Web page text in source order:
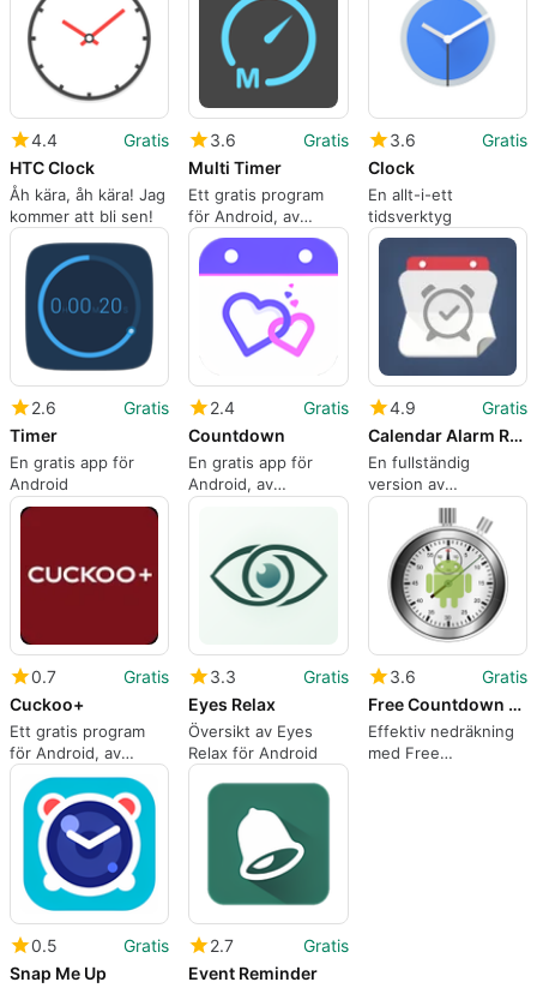
4.4
Gratis
HTC Clock
Åh kära, åh kära! Jag
kommer att bli sen!
3.6
Gratis
Multi Timer
Ett gratis program
för Android, av
catfantom.
3.6
Gratis
Clock
En allt-i-ett
tidsverktyg
2.6
Gratis
Timer
En gratis app för
Android
2.4
Gratis
Countdown
En gratis app för
Android, av
Lydiajtmp.
4.9
Gratis
Calendar Alarm Reminder App
En fullständig
version av
programmet för
Android, av Lion
Zöchling.
0.7
Gratis
Cuckoo+
Ett gratis program
för Android, av
Cuckoo Global
Technology.
3.3
Gratis
Eyes Relax
Översikt av Eyes
Relax för Android
3.6
Gratis
Free Countdown Timer
Effektiv nedräkning
med Free
0.5
Gratis
Snap Me Up
2.7
Gratis
Event Reminder